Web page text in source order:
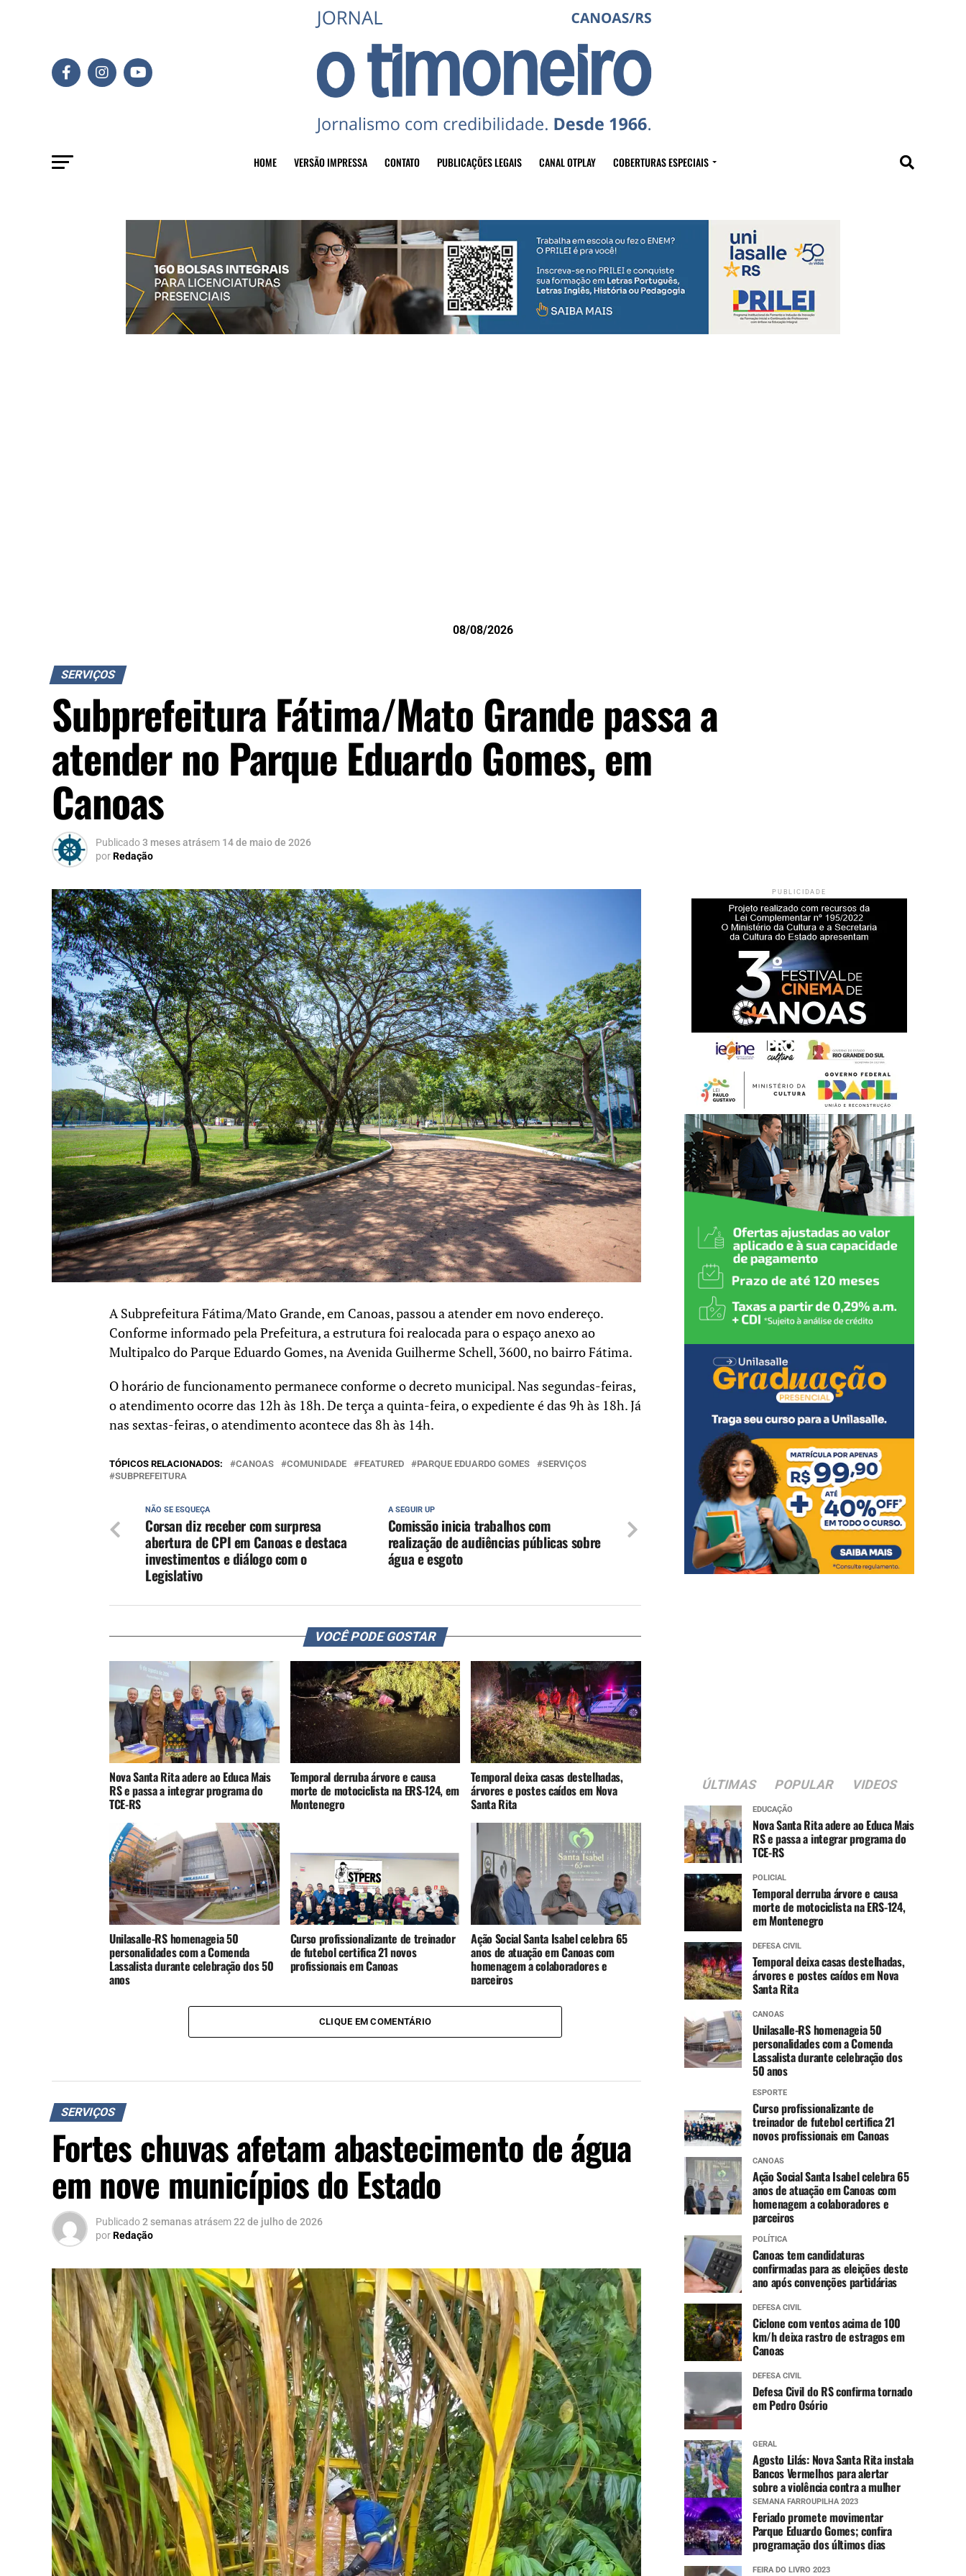
HOME VERSÃO IMPRESSA CONTATO PUBLICAÇÕES LEGAIS CANAL OTPLAY COBERTURAS ESPECIAIS
08/08/2026
SERVIÇOS
Subprefeitura Fátima/Mato Grande passa a
atender no Parque Eduardo Gomes, em
Canoas
Publicado3 meses atrásem 14 de maio de 2026
porRedação
A Subprefeitura Fátima/Mato Grande, em Canoas, passou a atender em novo endereço.
Conforme informado pela Prefeitura, a estrutura foi realocada para o espaço anexo ao
Multipalco doParque Eduardo Gomes, na Avenida Guilherme Schell, 3600, no bairro Fátima.
O horário de funcionamento permanece conforme o decreto municipal. Nas segundas-feiras,
o atendimento ocorre das 12h às 18h. De terça a quinta-feira, o expediente é das 9h às 18h. Já
nas sextas-feiras, o atendimento acontece das 8h às 14h.
TÓPICOS RELACIONADOS: CANOAS COMUNIDADE FEATURED PARQUE EDUARDO GOMES
SERVIÇOS
SUBPREFEITURA
A SEGUIR UP
Comissão inicia trabalhos com
realização de audiências públicas sobre
água e esgoto
NÃO SE ESQUEÇA
Corsan diz receber com surpresa
abertura de CPI em Canoas e destaca
investimentos e diálogo com o
Legislativo
VOCÊ PODE GOSTAR
Nova Santa Rita adere ao Educa Mais
RS e passa a integrar programa do
TCE-RS
Temporal derruba árvore e causa
morte de motociclista na ERS-124, em
Montenegro
Temporal deixa casas destelhadas,
árvores e postes caídos em Nova
Santa Rita
Unilasalle-RS homenageia 50
personalidades com a Comenda
Lassalista durante celebração dos 50
anos
Curso profissionalizante de treinador
de futebol certifica 21 novos
profissionais em Canoas
Ação Social Santa Isabel celebra 65
anos de atuação em Canoas com
homenagem a colaboradores e
parceiros
CLIQUE EM COMENTÁRIO
SERVIÇOS
Fortes chuvas afetam abastecimento de água
em nove municípios do Estado
Publicado2 semanas atrásem22 de julho de 2026
porRedação
PUBLICIDADE
ÚLTIMAS POPULAR VIDEOS
EDUCAÇÃO
Nova Santa Rita adere ao Educa Mais
RS e passa a integrar programa do
TCE-RS
POLICIAL
Temporal derruba árvore e causa
morte de motociclista na ERS-124,
em Montenegro
DEFESA CIVIL
Temporal deixa casas destelhadas,
árvores e postes caídos em Nova
Santa Rita
CANOAS
Unilasalle-RS homenageia 50
personalidades com a Comenda
Lassalista durante celebração dos
50 anos
ESPORTE
Curso profissionalizante de
treinador de futebol certifica 21
novos profissionais em Canoas
CANOAS
Ação Social Santa Isabel celebra 65
anos de atuação em Canoas com
homenagem a colaboradores e
parceiros
POLÍTICA
Canoas tem candidaturas
confirmadas para as eleições deste
ano após convenções partidárias
DEFESA CIVIL
Ciclone com ventos acima de 100
km/h deixa rastro de estragos em
Canoas
DEFESA CIVIL
Defesa Civil do RS confirma tornado
em Pedro Osório
GERAL
Agosto Lilás: Nova Santa Rita instala
Bancos Vermelhos para alertar
sobre a violência contra a mulher
SEMANA FARROUPILHA 2023
Feriado promete movimentar
Parque Eduardo Gomes; confira
programação dos últimos dias
FEIRA DO LIVRO 2023